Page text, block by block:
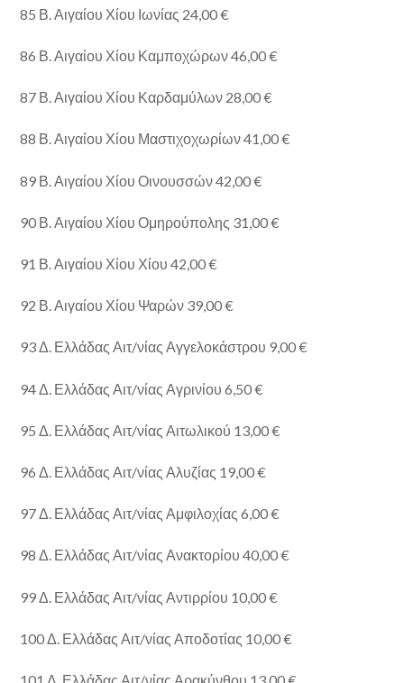
85 Β. Αιγαίου Χίου Ιωνίας 24,00 €
86 Β. Αιγαίου Χίου Καμποχώρων 46,00 €
87 Β. Αιγαίου Χίου Καρδαμύλων 28,00 €
88 Β. Αιγαίου Χίου Μαστιχοχωρίων 41,00 €
89 Β. Αιγαίου Χίου Οινουσσών 42,00 €
90 Β. Αιγαίου Χίου Ομηρούπολης 31,00 €
91 Β. Αιγαίου Χίου Χίου 42,00 €
92 Β. Αιγαίου Χίου Ψαρών 39,00 €
93 Δ. Ελλάδας Αιτ/νίας Αγγελοκάστρου 9,00 €
94 Δ. Ελλάδας Αιτ/νίας Αγρινίου 6,50 €
95 Δ. Ελλάδας Αιτ/νίας Αιτωλικού 13,00 €
96 Δ. Ελλάδας Αιτ/νίας Αλυζίας 19,00 €
97 Δ. Ελλάδας Αιτ/νίας Αμφιλοχίας 6,00 €
98 Δ. Ελλάδας Αιτ/νίας Ανακτορίου 40,00 €
99 Δ. Ελλάδας Αιτ/νίας Αντιρρίου 10,00 €
100 Δ. Ελλάδας Αιτ/νίας Αποδοτίας 10,00 €